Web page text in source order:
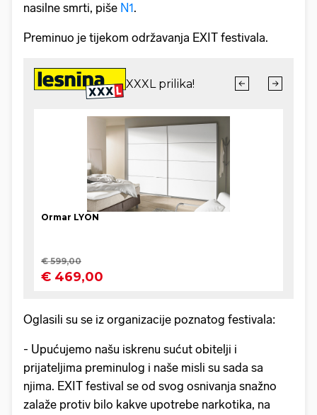
nasilne smrti, piše N1.
Preminuo je tijekom održavanja EXIT festivala.
Oglasili su se iz organizacije poznatog festivala:
- Upućujemo našu iskrenu sućut obitelji i
prijateljima preminulog i naše misli su sada sa
njima. EXIT festival se od svog osnivanja snažno
zalaže protiv bilo kakve upotrebe narkotika, na